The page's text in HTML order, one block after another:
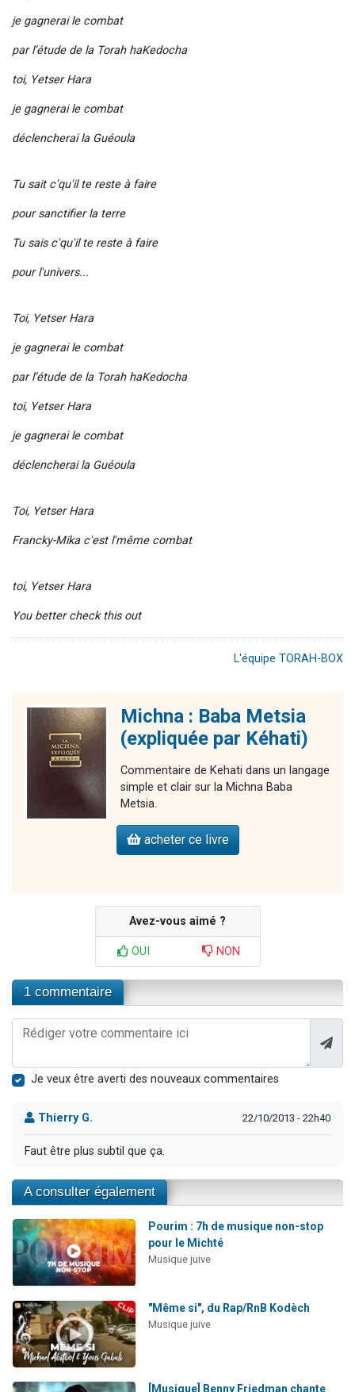
je gagnerai le combat
par l’étude de la Torah haKedocha
toi, Yetser Hara
je gagnerai le combat
déclencherai la Guéoula
Tu sait c'qu'il te reste à faire
pour sanctifier la terre
Tu sais c'qu'il te reste à faire
pour l'univers...
Toi, Yetser Hara
je gagnerai le combat
par l’étude de la Torah haKedocha
toi, Yetser Hara
je gagnerai le combat
déclencherai la Guéoula
Toi, Yetser Hara
Francky-Mika c'est l'même combat
toi, Yetser Hara
You better check this out
L'équipe TORAH-BOX
Michna : Baba Metsia
(expliquée par Kéhati)
Commentaire de Kehati dans un langage
simple et clair sur la Michna Baba
Metsia.
acheter ce livre
Avez-vous aimé ?
OUI NON
1 commentaire
Je veux être averti des nouveaux commentaires
Thierry G. 22/10/2013 - 22h40
Faut être plus subtil que ça.
A consulter également
Pourim : 7h de musique non-stop
pour le Michté
Musique juive
"Même si", du Rap/RnB Kodèch
Musique juive
[Musique] Benny Friedman chante